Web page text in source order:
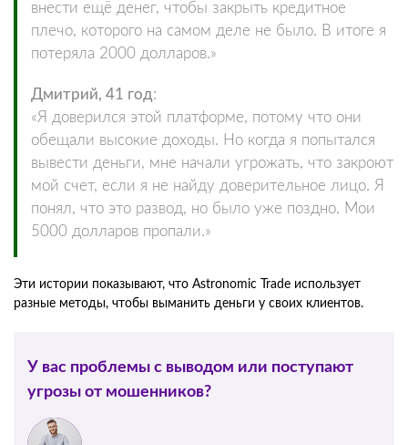
внести ещё денег, чтобы закрыть кредитное
плечо, которого на самом деле не было. В итоге я
потеряла 2000 долларов.»
Дмитрий, 41 год:
«Я доверился этой платформе, потому что они
обещали высокие доходы. Но когда я попытался
вывести деньги, мне начали угрожать, что закроют
мой счет, если я не найду доверительное лицо. Я
понял, что это развод, но было уже поздно. Мои
5000 долларов пропали.»
Эти истории показывают, что Astronomic Trade использует
разные методы, чтобы выманить деньги у своих клиентов.
У вас проблемы с выводом или поступают
угрозы от мошенников?